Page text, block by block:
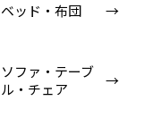
ベッド・布団
ソファ・テーブ
ル・チェア